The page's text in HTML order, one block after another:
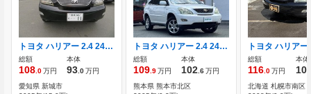
トヨタ ハリアー 2.4 240G
総額
108 .0万円
本体
93 .0万円
愛知県 新城市
トヨタ ハリアー 2.4 240G Lパッケージ ワンオーナー レザーシート HIDライト
総額
109 .9万円
本体
102 .6万円
熊本県 熊本市北区
総額
116 .0万円
本体
北海道 札幌市南区